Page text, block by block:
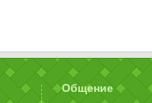
Общение